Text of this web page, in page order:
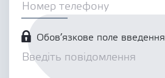
Обов’язкове поле введення